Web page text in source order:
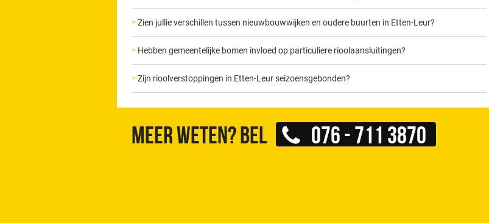
Zien jullie verschillen tussen nieuwbouwwijken en oudere buurten in Etten-Leur?
Hebben gemeentelijke bomen invloed op particuliere rioolaansluitingen?
Zijn rioolverstoppingen in Etten-Leur seizoensgebonden?
Meer weten? Bel 076 - 711 3870